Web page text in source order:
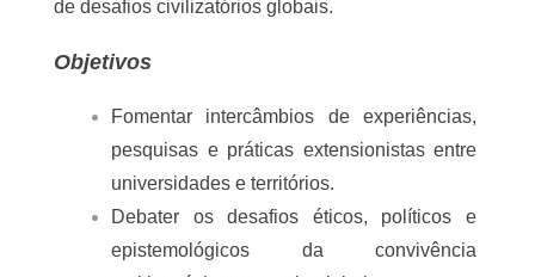
extensão e internacionalização voltadas à justiça
mundos comuns.
Tema e Perspectivas